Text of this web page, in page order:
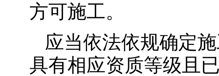
方可施工。
应当依法依规确定
具有相应资质等级且